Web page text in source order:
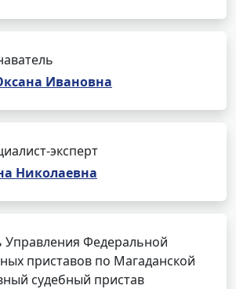
Ивановна
эксперт
Николаевна
Управления Федеральной
приставов по Магаданской
судебный пристав